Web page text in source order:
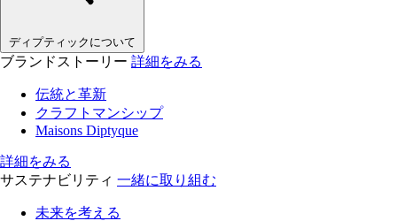
ディプティックについて
ブランドストーリー 詳細をみる
伝統と革新
クラフトマンシップ
Maisons Diptyque
詳細をみる
サステナビリティ 一緒に取り組む
未来を考える